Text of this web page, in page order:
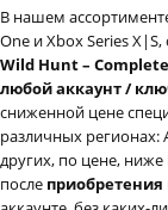
В нашем
One и Xbox Series
Wild Hunt –
любой аккаунт /
сниженной цене
различных
других, по цене,
после приобретения